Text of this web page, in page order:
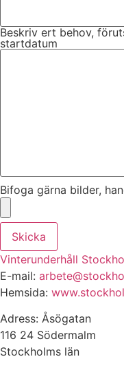
Beskriv ert behov,
startdatum
Bifoga gärna bilder,
Skicka
Vinterunderhåll
E-mail:
Hemsida:
Adress: Åsögatan
116 24 Södermalm
Stockholms län